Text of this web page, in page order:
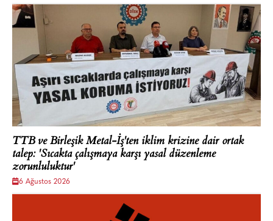
TTB ve Birleşik Metal-İş'ten iklim krizine dair ortak
talep: 'Sıcakta çalışmaya karşı yasal düzenleme
zorunluluktur'
6 Ağustos 2026